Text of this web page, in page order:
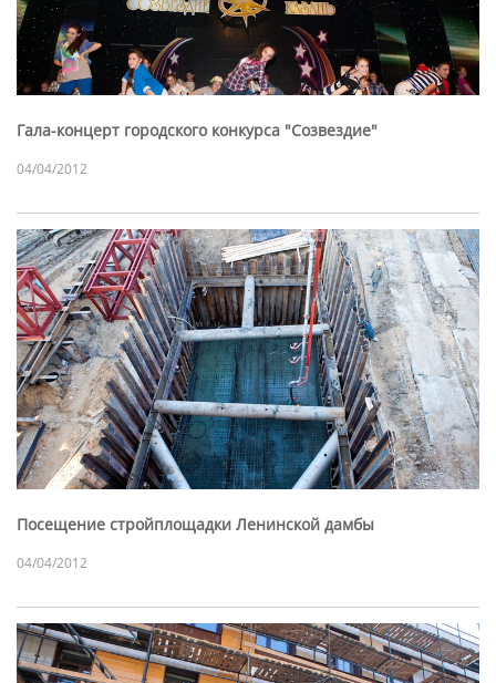
Гала-концерт городского конкурса "Созвездие"
04/04/2012
Посещение стройплощадки Ленинской дамбы
04/04/2012